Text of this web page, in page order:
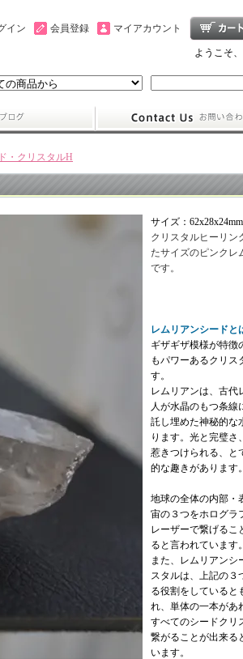
マイアカウント
会員登録
イン
ようこそ
・クリスタルH
サイズ：62x28x24mm
クリスタルヒーリン
たサイズのピンクレ
です。
レムリアンシードと
ギザギザ模様が特徴
もパワーあるクリス
す。
レムリアンは、古代
人が水晶のもつ条線
託し埋めた神秘的な
ります。光と完璧さ
惹きつけられる、と
的な趣きがあります。
地球の全体の内部・
宙の３つをホログラ
レーザーで繋げるこ
ると言われています。
また、レムリアンシ
スタルは、上記の３
る役割をしていると
れ、単体の一本があ
すべてのシードクリ
繋がることが出来る
います。